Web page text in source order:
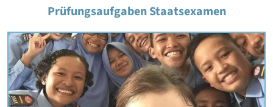
Prüfungsaufgaben Staatsexamen